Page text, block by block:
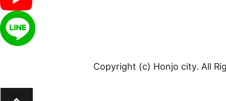
Copyright (c) Honjo city. All